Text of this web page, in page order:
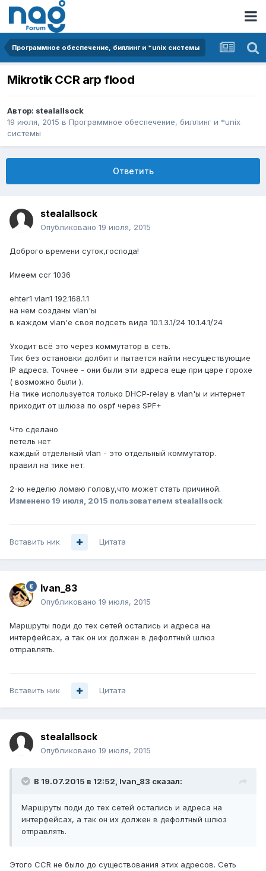
Программное обеспечение, биллинг и *unix системы
Mikrotik CCR arp flood
Автор: stealallsock
19 июля, 2015 в Программное обеспечение, биллинг и *unix
системы
Ответить
stealallsock
Опубликовано 19 июля, 2015
Доброго времени суток,господа!
Имеем ccr 1036
ehter1 vlan1 192.168.1.1
на нем созданы vlan'ы
в каждом vlan'е своя подсеть вида 10.1.3.1/24 10.1.4.1/24
Уходит всё это через коммутатор в сеть.
Тик без остановки долбит и пытается найти несуществующие
IP адреса. Точнее - они были эти адреса еще при царе горохе
( возможно были ).
На тике используется только DHCP-relay в vlan'ы и интернет
приходит от шлюза по ospf через SPF+
Что сделано
петель нет
каждый отдельный vlan - это отдельный коммутатор.
правил на тике нет.
2-ю неделю ломаю голову,что может стать причиной.
Изменено 19 июля, 2015 пользователем stealallsock
Вставить ник Цитата
Ivan_83
Опубликовано 19 июля, 2015
Маршруты поди до тех сетей остались и адреса на
интерфейсах, а так он их должен в дефолтный шлюз
отправлять.
Вставить ник Цитата
stealallsock
Опубликовано 19 июля, 2015
В 19.07.2015 в 12:52, Ivan_83 сказал:
Маршруты поди до тех сетей остались и адреса на
интерфейсах, а так он их должен в дефолтный шлюз
отправлять.
Этого CCR не было до существования этих адресов. Сеть